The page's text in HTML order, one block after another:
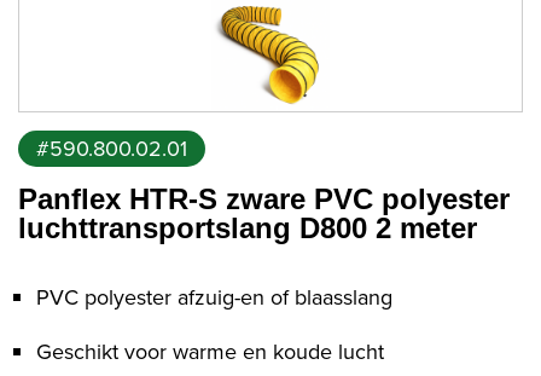
#590.800.02.01
Panflex HTR-S zware PVC polyester
luchttransportslang D800 2 meter
PVC polyester afzuig-en of blaasslang
Geschikt voor warme en koude lucht